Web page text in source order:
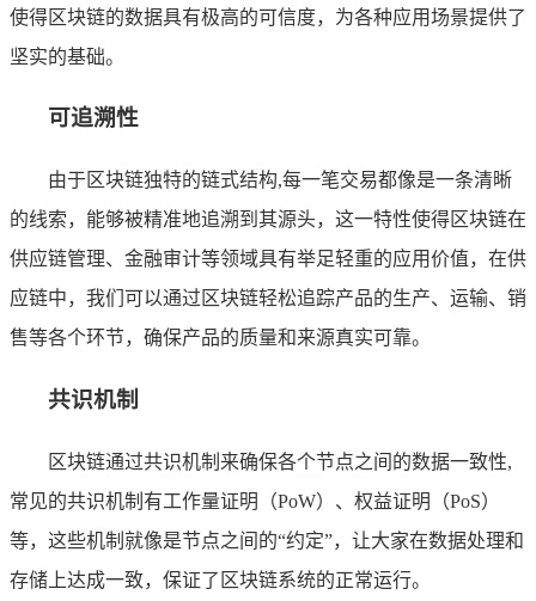
使得区块链的数据具有极高的可信度，为各种应用场景提供了
坚实的基础。
可追溯性
由于区块链独特的链式结构,每一笔交易都像是一条清晰
的线索，能够被精准地追溯到其源头，这一特性使得区块链在
供应链管理、金融审计等领域具有举足轻重的应用价值，在供
应链中，我们可以通过区块链轻松追踪产品的生产、运输、销
售等各个环节，确保产品的质量和来源真实可靠。
共识机制
区块链通过共识机制来确保各个节点之间的数据一致性,
常见的共识机制有工作量证明（PoW）、权益证明（PoS）
等，这些机制就像是节点之间的“约定”，让大家在数据处理和
存储上达成一致，保证了区块链系统的正常运行。